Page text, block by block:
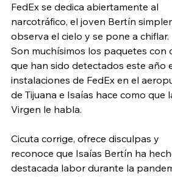
FedEx se dedica abiertamente al
narcotráfico, el joven Bertín
observa el cielo y se pone a chiflar.
Son muchísimos los paquetes con
que han sido detectados este año
instalaciones de FedEx en el
de Tijuana e Isaías hace como que
Virgen le habla.
Cicuta corrige, ofrece disculpas y
reconoce que Isaías Bertín ha
destacada labor durante la